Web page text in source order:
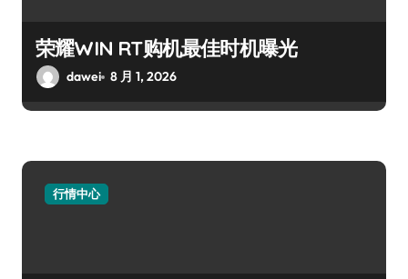
荣耀WIN RT购机最佳时机曝光
dawei 8 月 1, 2026
行情中心